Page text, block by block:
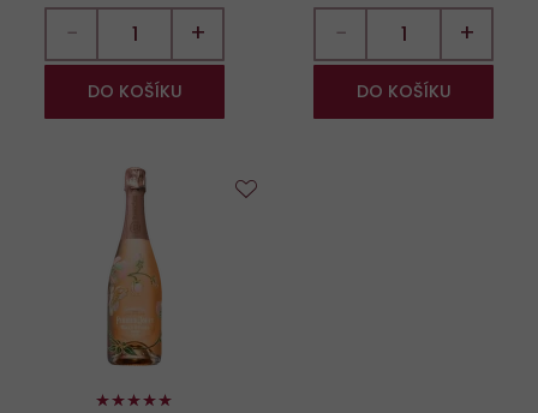
− +
DO KOŠÍKU
− +
DO KOŠÍKU
100%